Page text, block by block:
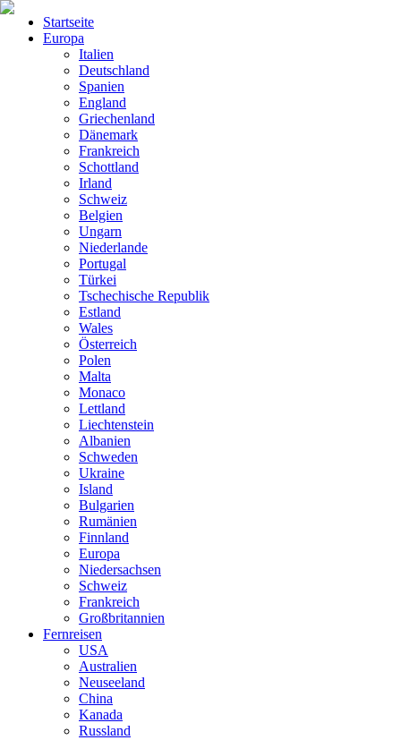
Startseite
Europa
Italien
Deutschland
Spanien
England
Griechenland
Dänemark
Frankreich
Schottland
Irland
Schweiz
Belgien
Ungarn
Niederlande
Portugal
Türkei
Tschechische Republik
Estland
Wales
Österreich
Polen
Malta
Monaco
Lettland
Liechtenstein
Albanien
Schweden
Ukraine
Island
Bulgarien
Rumänien
Finnland
Europa
Niedersachsen
Schweiz
Frankreich
Großbritannien
Fernreisen
USA
Australien
Neuseeland
China
Kanada
Russland